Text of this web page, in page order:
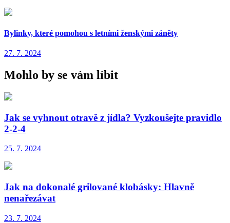
Bylinky, které pomohou s letními ženskými záněty
27. 7. 2024
Mohlo by se vám líbit
Jak se vyhnout otravě z jídla? Vyzkoušejte pravidlo
2-2-4
25. 7. 2024
Jak na dokonalé grilované klobásky: Hlavně
nenařezávat
23. 7. 2024